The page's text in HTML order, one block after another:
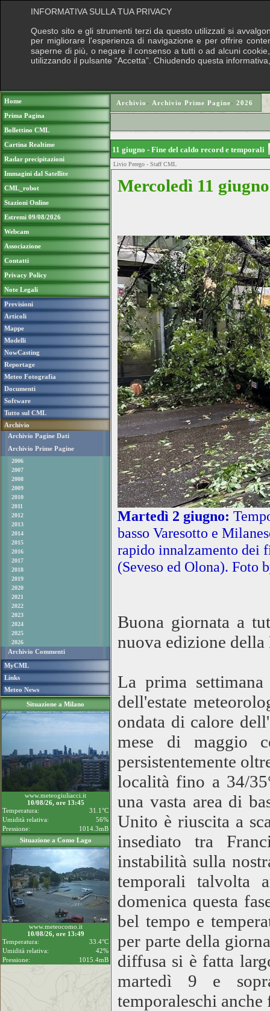
Home
Prima Pagina
Bollettino CML
Cartina Realtime
Radar precipitazioni
Immagini dal Satellite
CML_robot
Stazioni Online
Estremi 09/08/2026
Webcam
Associazione
Contatti
Privacy Policy
Note Legali
Previsioni
Articoli
Mappe
Modelli
NowCasting
Reportage
Meteo Fotografia
Documenti
Software
Tutto sul CML
Archivio
Archivio Pagine Dati
Archivio Prime Pagine
2006
2007
2008
2009
2010
2011
2012
2013
2014
2015
2016
2017
2018
2019
2020
2021
2022
2023
2024
2025
2026
Archivio Commenti
MyCML
Links
Meteo News
Situazione a Milano
www.meteogiuliacci.it
10/08/26, ore 13:45
Temperatura:
31.1°C
Umidità relativa:
56%
Pressione:
1014.3mB
Situazione a Como Lago
www.meteocomo.it
10/08/26, ore 13:49
Temperatura:
33.4°C
Umidità relativa:
42%
Pressione:
1015.4mB
Archivio › Archivio Prime Pagine› 2026
11 giugno - Fine del caldo record e temporali
Livio Perego - Staff CML
Mercoledì 11
Martedì 2 giugno:
basso Varesotto e
rapido innalzamento dei
(Seveso ed Olona). Foto
Buona giornata a
nuova edizione della
La prima
dell'estate
ondata di calore
mese di maggio
persistentemente
località fino a 34/
una vasta area di
Unito è riuscita a
insediato tra
instabilità sulla
temporali talvolta
domenica questa
bel tempo e
per parte della
diffusa si è fatta
martedì 9 e
temporaleschi
INFORMATIVA SULLA TUA PRIVACY
Questo sito e gli strumenti terzi da questo utilizzati si
per migliorare l'esperienza di navigazione e per offrire
saperne di più, o negare il consenso a tutti o ad alcuni
utilizzando il pulsante “Accetta”. Chiudendo questa